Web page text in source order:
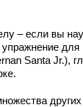
– если вы
Santa Jr.),